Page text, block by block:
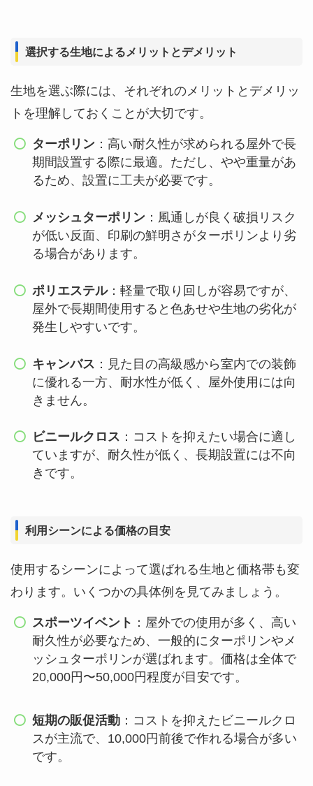
選択する生地によるメリットとデメリット
生地を選ぶ際には、それぞれのメリットとデメリッ
トを理解しておくことが大切です。
ターポリン ：高い耐久性が求められる屋外で長
期間設置する際に最適。ただし、やや重量があ
るため、設置に工夫が必要です。
メッシュターポリン ：風通しが良く破損リスク
が低い反面、印刷の鮮明さがターポリンより劣
る場合があります。
ポリエステル：軽量で取り回しが容易ですが、
屋外で長期間使用すると色あせや生地の劣化が
発生しやすいです。
キャンバス ：見た目の高級感から室内での装飾
に優れる一方、耐水性が低く、屋外使用には向
きません。
ビニールクロス ：コストを抑えたい場合に適し
ていますが、耐久性が低く、長期設置には不向
きです。
利用シーンによる価格の目安
使用するシーンによって選ばれる生地と価格帯も変
わります。いくつかの具体例を見てみましょう。
スポーツイベント ：屋外での使用が多く、高い
耐久性が必要なため、一般的にターポリンやメ
ッシュターポリンが選ばれます。価格は全体で
20,000円〜50,000円程度が目安です。
短期の販促活動 ：コストを抑えたビニールクロ
スが主流で、10,000円前後で作れる場合が多い
です。